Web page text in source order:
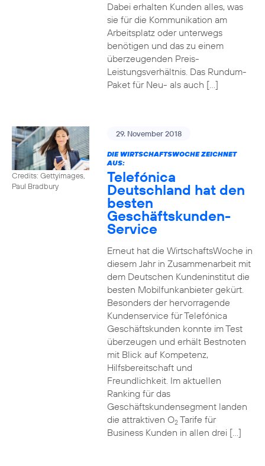
Dabei erhalten Kunden alles, was
sie für die Kommunikation am
Arbeitsplatz oder unterwegs
benötigen und das zu einem
überzeugenden Preis-
Leistungsverhältnis. Das Rundum-
Paket für Neu- als auch […]
Credits: Gettyimages,
Paul Bradbury
29. November 2018
DIE WIRTSCHAFTSWOCHE ZEICHNET
AUS:
Telefónica
Deutschland hat den
besten
Geschäftskunden-
Service
Erneut hat die WirtschaftsWoche in
diesem Jahr in Zusammenarbeit mit
dem Deutschen Kundeninstitut die
besten Mobilfunkanbieter gekürt.
Besonders der hervorragende
Kundenservice für Telefónica
Geschäftskunden konnte im Test
überzeugen und erhält Bestnoten
mit Blick auf Kompetenz,
Hilfsbereitschaft und
Freundlichkeit. Im aktuellen
Ranking für das
Geschäftskundensegment landen
die attraktiven O2Tarife für
Business Kunden in allen drei […]